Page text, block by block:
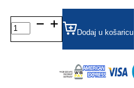
0RB4187 SUNČANE
NAOČALE
RAY
Dodaj u košaricu